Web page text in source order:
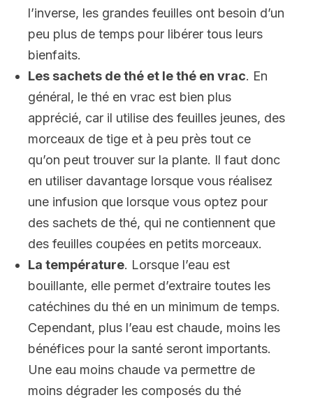
l’inverse, les grandes feuilles ont besoin d’un
peu plus de temps pour libérer tous leurs
bienfaits.
Les sachets de thé et le thé en vrac. En
général, le thé en vrac est bien plus
apprécié, car il utilise des feuilles jeunes, des
morceaux de tige et à peu près tout ce
qu’on peut trouver sur la plante. Il faut donc
en utiliser davantage lorsque vous réalisez
une infusion que lorsque vous optez pour
des sachets de thé, qui ne contiennent que
des feuilles coupées en petits morceaux.
La température. Lorsque l’eau est
bouillante, elle permet d’extraire toutes les
catéchines du thé en un minimum de temps.
Cependant, plus l’eau est chaude, moins les
bénéfices pour la santé seront importants.
Une eau moins chaude va permettre de
moins dégrader les composés du thé